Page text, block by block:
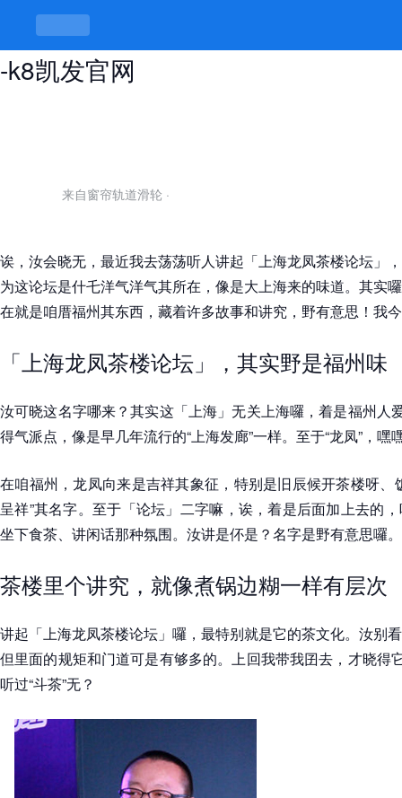
上海龙凤茶楼论坛，茶里茶外有玄妙
-k8凯发官网
来自窗帘轨道滑轮 ·
诶，汝会晓无，最近我去荡荡听人讲起「上海龙凤茶楼论坛」
为这论坛是什乇洋气洋气其所在，像是大上海来的味道。其实
在就是咱厝福州其东西，藏着许多故事和讲究，野有意思！我
「上海龙凤茶楼论坛」，其实野是福州味
汝可晓这名字哪来？其实这「上海」无关上海囉，着是福州人
得气派点，像是早几年流行的“上海发廊”一样。至于“龙凤”，嘿
在咱福州，龙凤向来是吉祥其象征，特别是旧辰候开茶楼呀、
呈祥”其名字。至于「论坛」二字嘛，诶，着是后面加上去的
坐下食茶、讲闲话那种氛围。汝讲是伓是？名字是野有意思囉。
茶楼里个讲究，就像煮锅边糊一样有层次
讲起「上海龙凤茶楼论坛」囉，最特别就是它的茶文化。汝别
但里面的规矩和门道可是有够多的。上回我带我囝去，才晓得
听过“斗茶”无？